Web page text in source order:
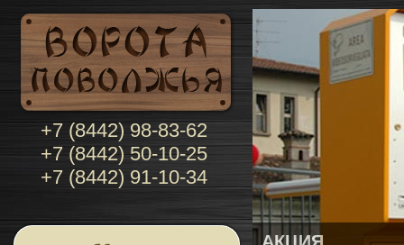
+7 (8442) 98-83-62
+7 (8442) 50-10-25
+7 (8442) 91-10-34